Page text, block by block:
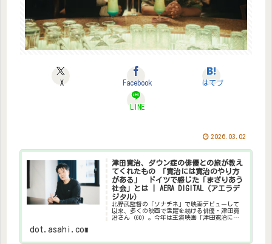
X Facebook はてブ
LINE
2026.03.02
津田寛治、ダウン症の俳優との旅が教え
てくれたもの 「寛治には寛治のやり方
がある」 ドイツで感じた「まざりあう
社会」とは | AERA DIGITAL（アエラデ
ジタル）
北野武監督の「ソナチネ」で映画デビューして
以来、多くの映画で活躍を続ける俳優・津田寛
治さん（60）。今年は主演映画「津田寛治に撮
dot.asahi.com